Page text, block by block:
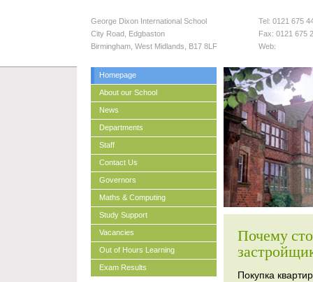
George Dixon International School
City Road, Edgbaston
Birmingham West Midlands B17 8LF
Tel: 0121 675
Fax: 0121 675
Web:
Почему
Покупка
Homepage
About our School
News
Departments
Staff
Contact Us
Governors
Maths & Computing
Study Support
Vacancies
Out of Hours Learning
Exam Results